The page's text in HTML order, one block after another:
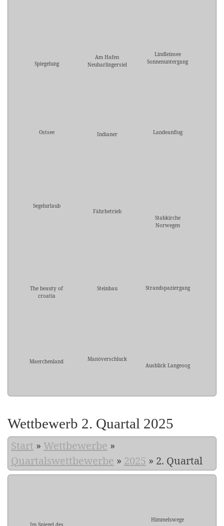
Spiegelung
Am Hafen
Neuharlingersiel
Lindleinsee
Sonnenuntergang
Ostsee Indianer Landeanflug
Segelurlaub
Fährbetrieb
Stabkirche
Norwegen
The beauty of
croatia
Steinbau Strandspaziergang
Maerchenland
Manöverschluck
Ausblick Langeoog
Wettbewerb 2. Quartal 2025
Start » Wettbewerbe »
Quartalswettbewerbe » 2025 » 2. Quartal
Im Spiegel des
Himmelswege